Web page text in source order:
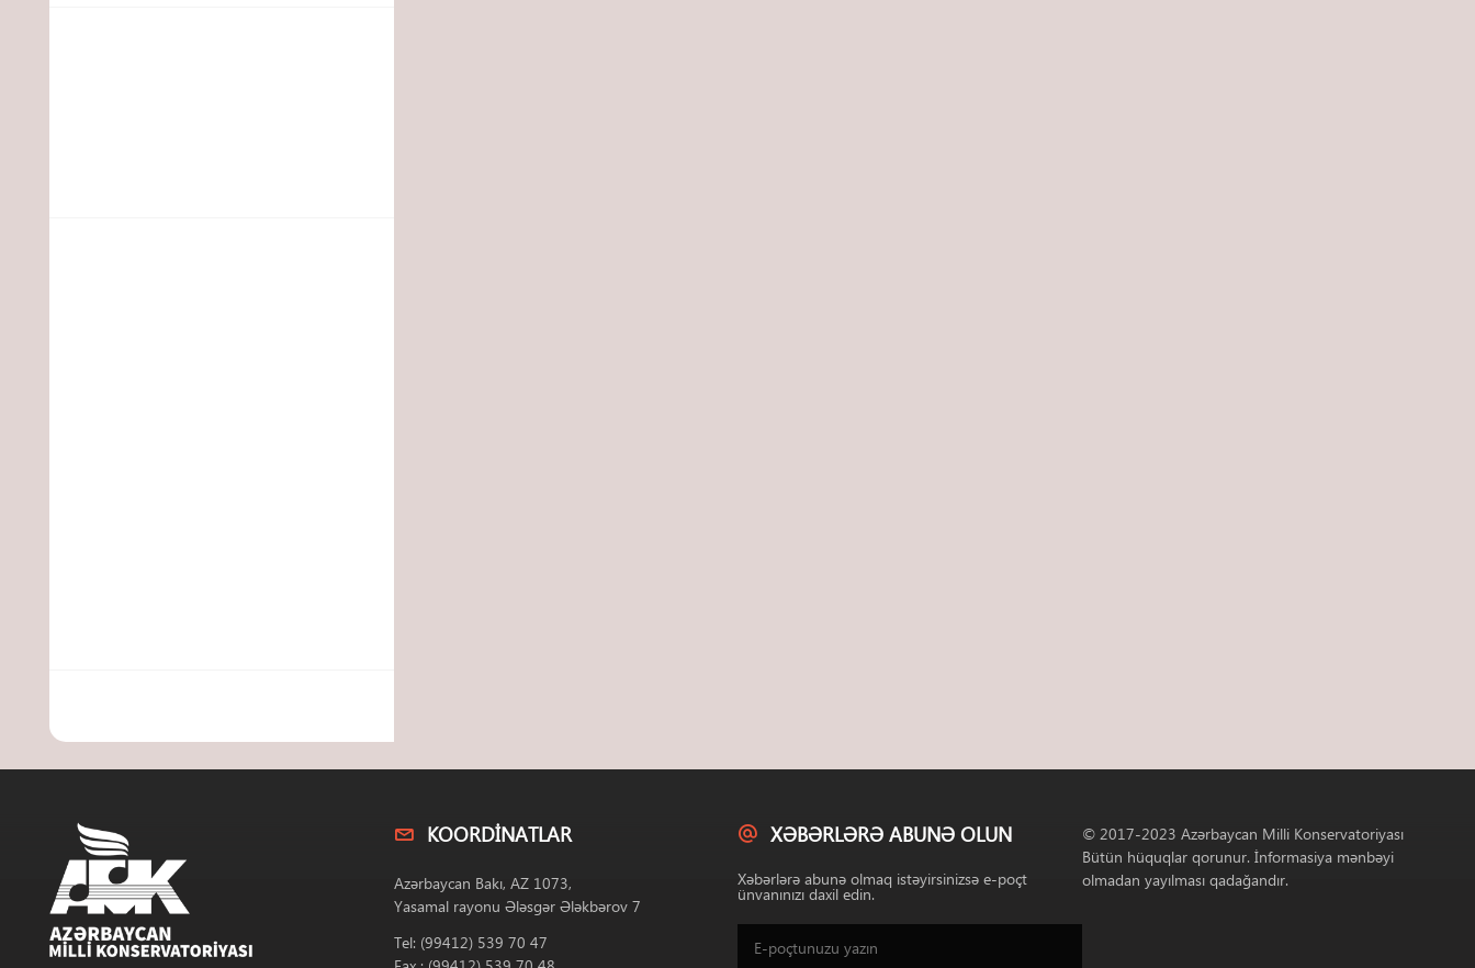
KOORDINATLAR
Azərbaycan Bakı, AZ 1073,
Yasamal rayonu Ələsgər Ələkbərov 7
Tel: (99412) 539 70 47
XƏBƏRLƏRƏ ABUNƏ OLUN
Xəbərlərə abunə olmaq istəyirsinizsə e-poçt
ünvanınızı daxil edin.
© 2017-2023 Azərbaycan Milli Konservatoriyası
Bütün hüquqlar qorunur. İnformasiya mənbəyi
olmadan yayılması qadağandır.